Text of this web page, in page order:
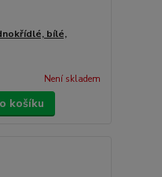
bílé,
Není skladem
košíku